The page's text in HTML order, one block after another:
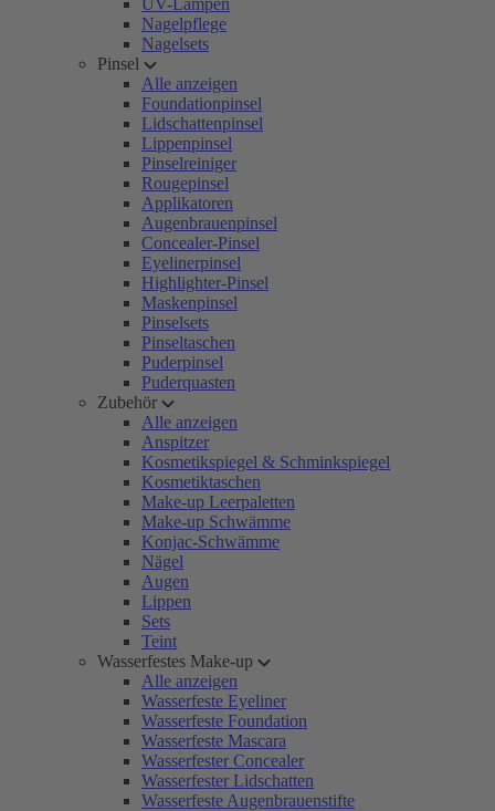
UV-Lampen
Nagelpflege
Nagelsets
Pinsel
Alle anzeigen
Foundationpinsel
Lidschattenpinsel
Lippenpinsel
Pinselreiniger
Rougepinsel
Applikatoren
Augenbrauenpinsel
Concealer-Pinsel
Eyelinerpinsel
Highlighter-Pinsel
Maskenpinsel
Pinselsets
Pinseltaschen
Puderpinsel
Puderquasten
Zubehör
Alle anzeigen
Anspitzer
Kosmetikspiegel & Schminkspiegel
Kosmetiktaschen
Make-up Leerpaletten
Make-up Schwämme
Konjac-Schwämme
Nägel
Augen
Lippen
Sets
Teint
Wasserfestes Make-up
Alle anzeigen
Wasserfeste Eyeliner
Wasserfeste Foundation
Wasserfeste Mascara
Wasserfester Concealer
Wasserfester Lidschatten
Wasserfeste Augenbrauenstifte